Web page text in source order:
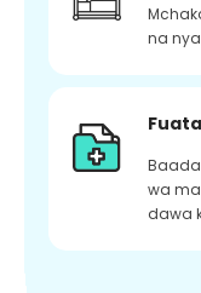
na
wa
dawa